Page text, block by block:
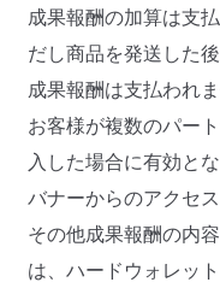
成果報酬の加算は支
だし商品を発送した
成果報酬は支払われま
お客様が複数のパー
入した場合に有効と
バナーからのアクセス
その他成果報酬の内
は、ハードウォレッ